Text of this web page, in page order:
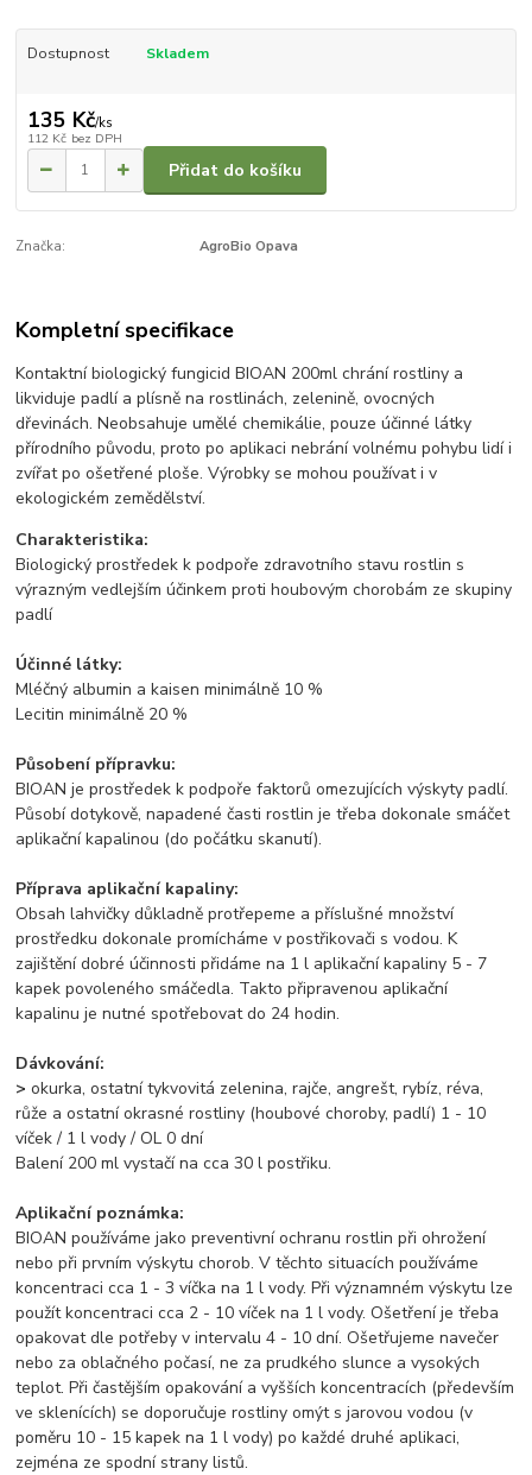
Dostupnost Skladem
135 Kč/ks
112 Kč bez DPH
Přidat do košíku
Značka: AgroBio Opava
Kompletní specifikace
Kontaktní biologický fungicid BIOAN 200ml chrání rostliny a
likviduje padlí a plísně na rostlinách, zelenině, ovocných
dřevinách. Neobsahuje umělé chemikálie, pouze účinné látky
přírodního původu, proto po aplikaci nebrání volnému pohybu lidí i
zvířat po ošetřené ploše. Výrobky se mohou používat i v
ekologickém zemědělství.
Charakteristika:
Biologický prostředek k podpoře zdravotního stavu rostlin s
výrazným vedlejším účinkem proti houbovým chorobám ze skupiny
padlí
Účinné látky:
Mléčný albumin a kaisen minimálně 10 %
Lecitin minimálně 20 %
Působení přípravku:
BIOAN je prostředek k podpoře faktorů omezujících výskyty padlí.
Působí dotykově, napadené časti rostlin je třeba dokonale smáčet
aplikační kapalinou (do počátku skanutí).
Příprava aplikační kapaliny:
Obsah lahvičky důkladně protřepeme a příslušné množství
prostředku dokonale promícháme v postřikovači s vodou. K
zajištění dobré účinnosti přidáme na 1 l aplikační kapaliny 5 - 7
kapek povoleného smáčedla. Takto připravenou aplikační
kapalinu je nutné spotřebovat do 24 hodin.
Dávkování:
> okurka, ostatní tykvovitá zelenina, rajče, angrešt, rybíz, réva,
růže a ostatní okrasné rostliny (houbové choroby, padlí) 1 - 10
víček / 1 l vody / OL 0 dní
Balení 200 ml vystačí na cca 30 l postřiku.
Aplikační poznámka:
BIOAN používáme jako preventivní ochranu rostlin při ohrožení
nebo při prvním výskytu chorob. V těchto situacích používáme
koncentraci cca 1 - 3 víčka na 1 l vody. Při významném výskytu lze
použít koncentraci cca 2 - 10 víček na 1 l vody. Ošetření je třeba
opakovat dle potřeby v intervalu 4 - 10 dní. Ošetřujeme navečer
nebo za oblačného počasí, ne za prudkého slunce a vysokých
teplot. Při častějším opakování a vyšších koncentracích (především
ve sklenících) se doporučuje rostliny omýt s jarovou vodou (v
poměru 10 - 15 kapek na 1 l vody) po každé druhé aplikaci,
zejména ze spodní strany listů.